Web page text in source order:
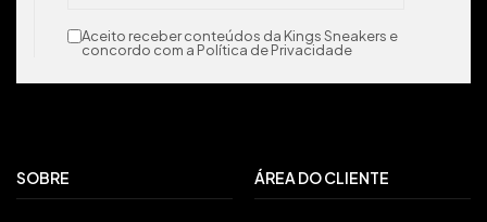
Aceito receber conteúdos da Kings Sneakers e
concordo com a Política de Privacidade
SOBRE ÁREA DO CLIENTE